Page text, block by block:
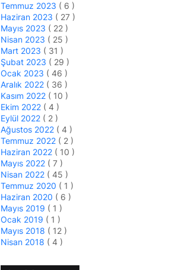
Temmuz 2023 ( 6 )
Haziran 2023 ( 27 )
Mayıs 2023 ( 22 )
Nisan 2023 ( 25 )
Mart 2023 ( 31 )
Şubat 2023 ( 29 )
Ocak 2023 ( 46 )
Aralık 2022 ( 36 )
Kasım 2022 ( 10 )
Ekim 2022 ( 4 )
Eylül 2022 ( 2 )
Ağustos 2022 ( 4 )
Temmuz 2022 ( 2 )
Haziran 2022 ( 10 )
Mayıs 2022 ( 7 )
Nisan 2022 ( 45 )
Temmuz 2020 ( 1 )
Haziran 2020 ( 6 )
Mayıs 2019 ( 1 )
Ocak 2019 ( 1 )
Mayıs 2018 ( 12 )
Nisan 2018 ( 4 )